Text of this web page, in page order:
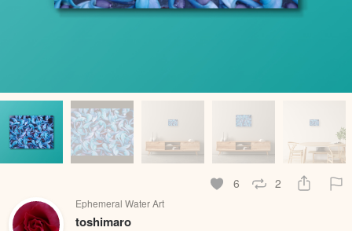
6 2
Ephemeral Water Art
toshimaro